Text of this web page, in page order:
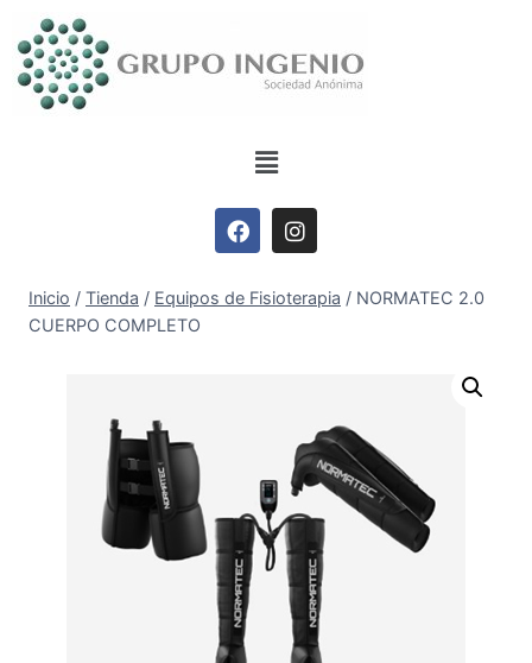
Inicio / Tienda / Equipos de Fisioterapia / NORMATEC 2.0
CUERPO COMPLETO